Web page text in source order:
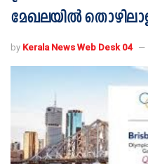
മേഖലയിൽ
by Kerala News Web Desk 04